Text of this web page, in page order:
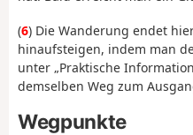
(6) Die Wanderung endet
hinaufsteigen, indem man
unter „Praktische
demselben Weg zum
Wegpunkte